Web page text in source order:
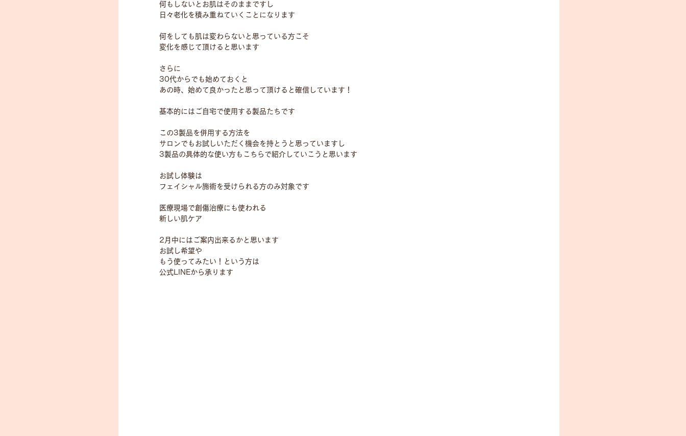
何もしないとお肌はそのままですし
日々老化を積み重ねていくことになります
何をしても肌は変わらないと思っている方こそ
変化を感じて頂けると思います
さらに
30代からでも始めておくと
あの時、始めて良かったと思って頂けると確信しています！
基本的にはご自宅で使用する製品たちです
この3製品を併用する方法を
サロンでもお試しいただく機会を持とうと思っていますし
3製品の具体的な使い方もこちらで紹介していこうと思います
お試し体験は
フェイシャル施術を受けられる方のみ対象です
医療現場で創傷治療にも使われる
新しい肌ケア
2月中にはご案内出来るかと思います
お試し希望や
もう使ってみたい！という方は
公式LINEから承ります